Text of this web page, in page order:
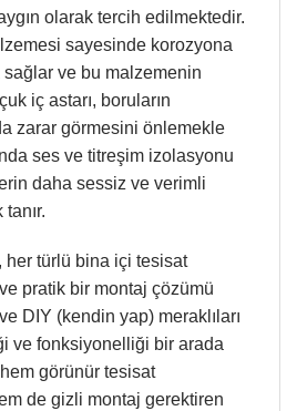
olarak tercih edilmektedir.
sayesinde korozyona
sağlar ve bu malzemenin
iç astarı, boruların
zarar görmesini önlemekle
ses ve titreşim izolasyonu
daha sessiz ve verimli
her türlü bina içi tesisat
pratik bir montaj çözümü
DIY (kendin yap) meraklıları
ve fonksiyonelliği bir arada
görünür tesisat
de gizli montaj gerektiren